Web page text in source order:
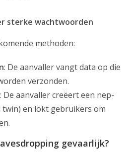
sterke wachtwoorden
methoden:
: De aanvaller vangt data op die
verzonden.
: De aanvaller creëert een nep-
twin) en lokt gebruikers om
gevaarlijk?